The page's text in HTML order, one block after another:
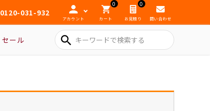
0120-031-932
アカウント
0
カート
0
お見積り 問い合わせ
セール search